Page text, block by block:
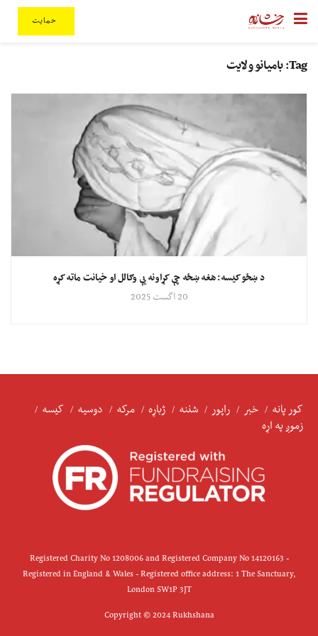
حمایت
Tag: بامیانو ولایت
د ښځو کیسه: هغه ښځه چې کړاونه یې وګالل او خیانت ماته کړه
20 اگست 2025
کور پانه خبر راپور شننه ژباړه مرکه دوسیه
کیسه
زموږ په اړه
Registered Charity No 1208006 and Registered Company No 14120163 -
Registered in England & Wales - Registered office address: 1 The Sanctuary,
London SW1P 3JT
Copyright © 2024 Rukhshana